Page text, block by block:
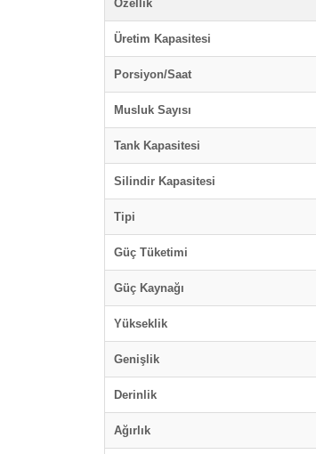
Özellik
Üretim Kapasitesi
Porsiyon/Saat
Musluk Sayısı
Tank Kapasitesi
Silindir Kapasitesi
Tipi
Güç Tüketimi
Güç Kaynağı
Yükseklik
Genişlik
Derinlik
Ağırlık